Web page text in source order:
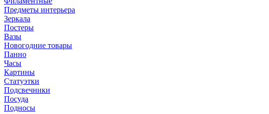
Предметы интерьера
Зеркала
Постеры
Вазы
Новогодние товары
Панно
Часы
Картины
Статуэтки
Подсвечники
Посуда
Подносы